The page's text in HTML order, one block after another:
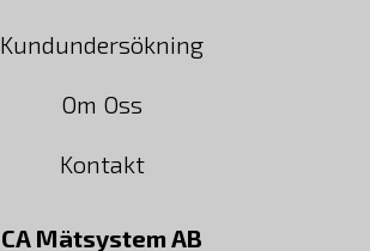
Kundundersökning
Om Oss
Kontakt
CA Mätsystem AB